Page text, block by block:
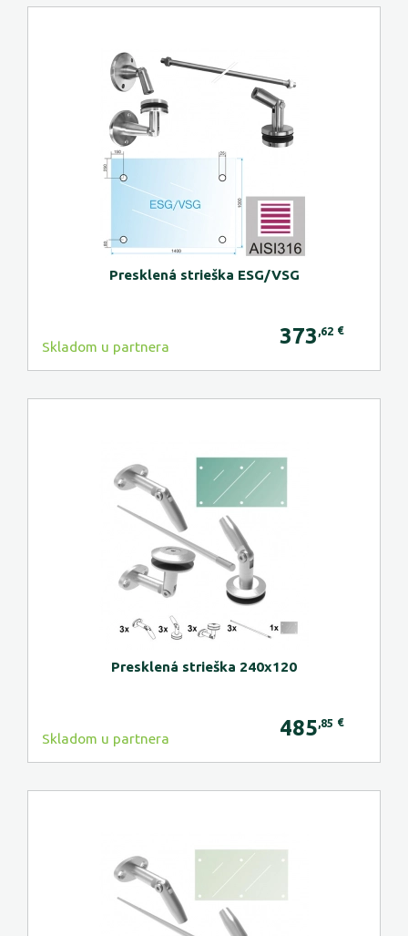
Presklená strieška ESG/VSG
Skladom u partnera 373 ,62 €
Presklená strieška 240x120
Skladom u partnera 485 ,85 €